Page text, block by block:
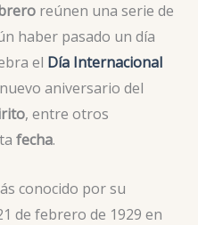
reúnen una serie de
haber pasado un día
el Día Internacional
aniversario del
, entre otros
fecha.
conocido por su
de febrero de 1929 en